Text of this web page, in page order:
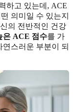
하고 있는데, ACE
의미일 수 있는지
의 전반적인 건강
은 ACE 점수를 가
스러운 부분이 되